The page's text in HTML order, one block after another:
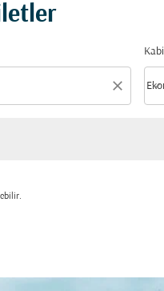
close keyboard_arrow_down